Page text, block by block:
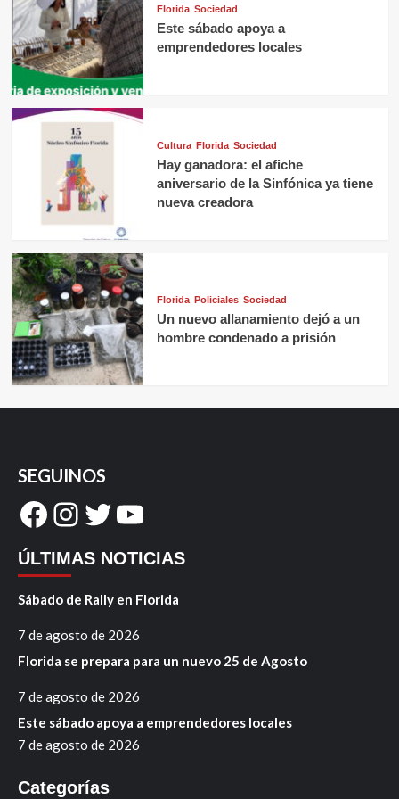
Florida Sociedad
Este sábado apoya a
emprendedores locales
Cultura Florida Sociedad
Hay ganadora: el afiche
aniversario de la Sinfónica ya tiene
nueva creadora
Florida Policiales Sociedad
Un nuevo allanamiento dejó a un
hombre condenado a prisión
SEGUINOS
Facebook
Instagram
Twitter
YouTube
ÚLTIMAS NOTICIAS
Sábado de Rally en Florida
7 de agosto de 2026
Florida se prepara para un nuevo 25 de Agosto
7 de agosto de 2026
Este sábado apoya a emprendedores locales
7 de agosto de 2026
Categorías